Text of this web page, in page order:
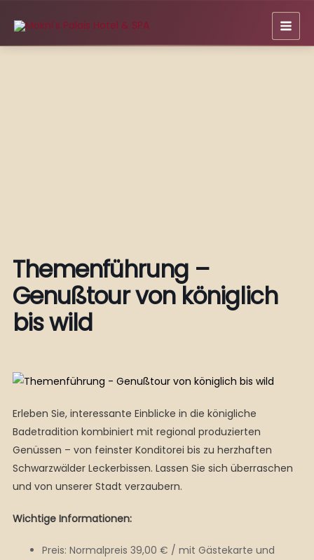
Inhalt
springen
Themenführung –
Genußtour von königlich
bis wild
Erleben Sie, interessante Einblicke in die königliche
Badetradition kombiniert mit regional produzierten
Genüssen – von feinster Konditorei bis zu herzhaften
Schwarzwälder Leckerbissen. Lassen Sie sich überraschen
und von unserer Stadt verzaubern.
Wichtige Informationen:
Preis: Normalpreis 39,00 € / mit Gästekarte und